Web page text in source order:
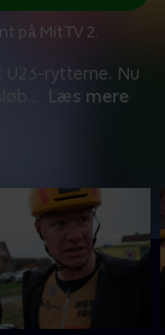
U23-rytterne. Nu
Læs mere
på Mit TV 2.